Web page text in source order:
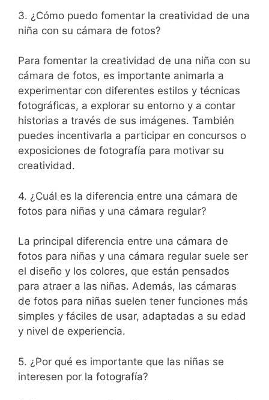
3. ¿Cómo puedo fomentar la creatividad de una
​niña con su⁢ cámara de fotos?
Para fomentar la ​creatividad de ‌una niña con su
cámara de ⁤fotos, es ​importante animarla ⁢a
experimentar ⁣con diferentes​ estilos y técnicas
fotográficas, a explorar su entorno y a contar
historias a través de sus imágenes. ⁣También
puedes incentivarla a participar en ⁣concursos o
exposiciones de ‍fotografía para motivar su
creatividad.
4. ¿Cuál es⁣ la diferencia entre una cámara de
fotos para niñas y una cámara regular?
La principal diferencia entre una cámara de
fotos para niñas y una cámara regular suele ser
el diseño y los colores,⁢ que están pensados
para​ atraer a las niñas. Además, las cámaras
de fotos para niñas⁢ suelen tener funciones más
simples⁣ y fáciles de usar, adaptadas a su edad
‌y nivel de experiencia.
5. ¿Por qué es importante que las‍ niñas ⁣se
interesen por la fotografía?